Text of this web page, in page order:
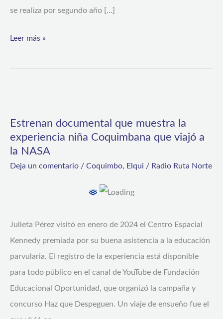
se realiza por segundo año […]
NASA
Leer más »
Estrenan documental que muestra la
experiencia niña Coquimbana que viajó a
la NASA
Deja un comentario / Coquimbo, Elqui / Radio Ruta Norte
Julieta Pérez visitó en enero de 2024 el Centro Espacial
Kennedy premiada por su buena asistencia a la educación
parvularia. El registro de la experiencia está disponible
para todo público en el canal de YouTube de Fundación
Educacional Oportunidad, que organizó la campaña y
concurso Haz que Despeguen. Un viaje de ensueño fue el
que
muestra
que
viajó
a
la
NASA